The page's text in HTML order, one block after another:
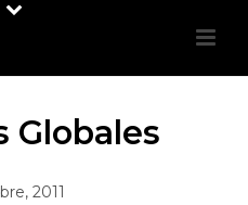
Globales
2011